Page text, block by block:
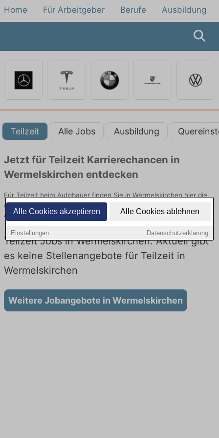
Alle Cookies akzeptieren Alle Cookies ablehnen
Einstellungen Datenschutzerklärung
Home Für Arbeitgeber Berufe Ausbildung
Teilzeit Alle Jobs Ausbildung
Jetzt für Teilzeit Karrierechancen in
Wermelskirchen entdecken
Für Teilzeit beim Autobauer finden Sie in Wermelskirchen hier die
aktuellsten Angebote. Entdecken Sie freie Optionen von Top-
Arbeitgebern und bewerben Sie sich noch heute.
Teilzeit Jobs in Wermelskirchen: Aktuell gibt
es keine Stellenangebote für Teilzeit in
Wermelskirchen
Weitere Jobangebote in Wermelskirchen